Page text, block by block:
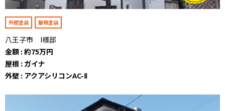
外壁塗装 屋根塗装
八王子市 I様邸
金額 : 約75万円
屋根 : ガイナ
外壁 : アクアシリコンAC-Ⅱ